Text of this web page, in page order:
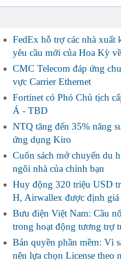
FedEx hỗ trợ các nhà xuất
yêu cầu mới của Hoa Kỳ
CMC Telecom đáp ứng
vực Carrier Ethernet
Fortinet có Phó Chủ tịch
Á - TBD
NTQ tăng đến 35% năng
ứng dụng Kiro
Cuốn sách mở chuyến du
ngôi nhà của chính bạn
Huy động 320 triệu USD
H, Airwallex được định
Bưu điện Việt Nam: Cầu
trong hoạt động tương trợ
Bản quyền phần mềm: Vì
nên lựa chọn License theo